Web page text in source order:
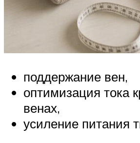
поддержание вен,
оптимизация тока
венах,
усиление питания